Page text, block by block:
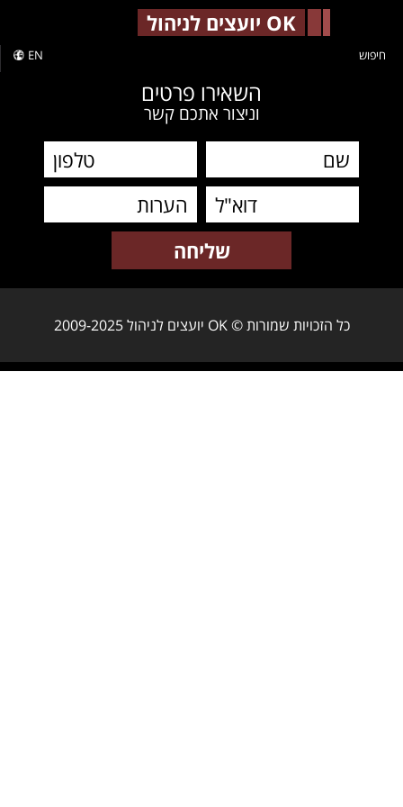
OK יועצים לניהול
EN חיפוש
השאירו פרטים
וניצור אתכם קשר
כל הזכויות שמורות © OK יועצים לניהול 2009-2025